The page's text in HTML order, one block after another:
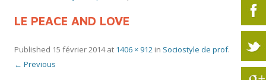
LE PEACE AND LOVE
Published 15 février 2014at 1406 × 912 in Sociostyle de prof.
← Previous